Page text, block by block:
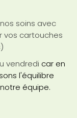
soins avec
vos cartouches
vendredi car en
l'équilibre
équipe.